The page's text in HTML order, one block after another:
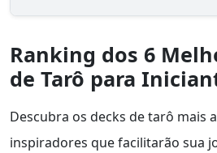
Ranking dos 6
de Tarô para
Descubra os decks de tarô mais
inspiradores que facilitarão sua